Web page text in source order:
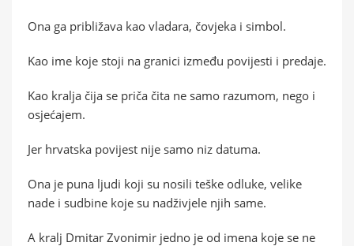
Ona ga približava kao vladara, čovjeka i simbol.
Kao ime koje stoji na granici između povijesti i predaje.
Kao kralja čija se priča čita ne samo razumom, nego i
osjećajem.
Jer hrvatska povijest nije samo niz datuma.
Ona je puna ljudi koji su nosili teške odluke, velike
nade i sudbine koje su nadživjele njih same.
A kralj Dmitar Zvonimir jedno je od imena koje se ne